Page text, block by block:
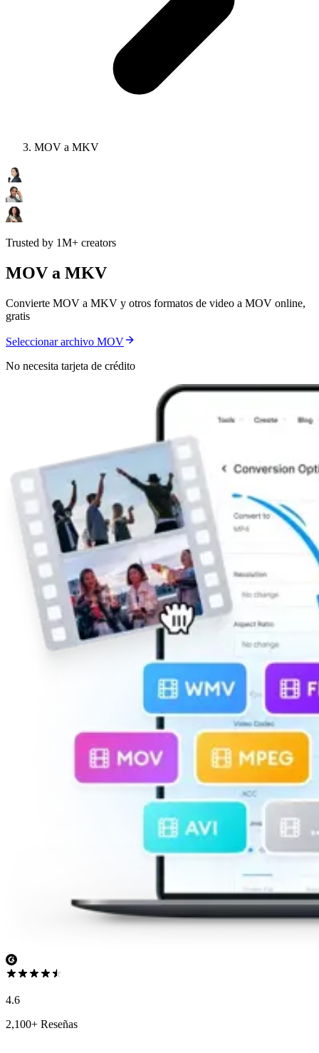
MOV a MKV
Trusted by 1M+ creators
MOV a MKV
Convierte MOV a MKV y otros formatos de video a MOV online,
gratis
Seleccionar archivo MOV
No necesita tarjeta de crédito
4.6
2,100+ Reseñas